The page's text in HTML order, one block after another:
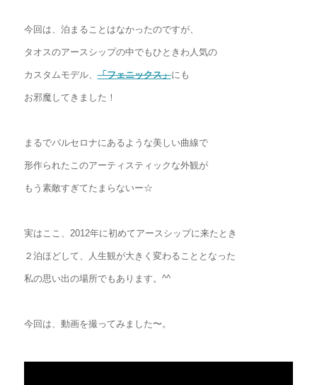
今回は、泊まることはなかったのですが、
タオスのアースシップの中でもひときわ人気の
カスタムモデル、「フェニックス」にも
お邪魔してきました！
まるでバルセロナにあるような美しい曲線で
形作られたこのアーティスティックな外観が
もう素敵すぎてたまらないー☆
実はここ、2012年に初めてアースシップに来たとき
２泊ほどして、人生観が大きく変わることとなった
私の思い出の場所でもあります。^^
今回は、動画を撮ってみました〜。